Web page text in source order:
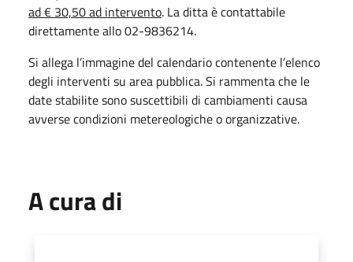
ad € 30,50 ad intervento. La ditta è contattabile
direttamente allo 02-9836214.
Si allega l’immagine del calendario contenente l’elenco
degli interventi su area pubblica. Si rammenta che le
date stabilite sono suscettibili di cambiamenti causa
avverse condizioni metereologiche o organizzative.
A cura di